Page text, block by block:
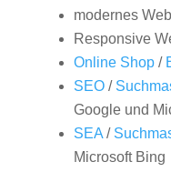
modernes
Responsive
Online Shop/
SEO/
Google und
SEA/
Microsoft Bing